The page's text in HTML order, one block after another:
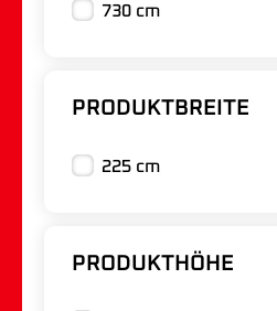
730 cm
PRODUKTBREITE
225 cm
PRODUKTHÖHE